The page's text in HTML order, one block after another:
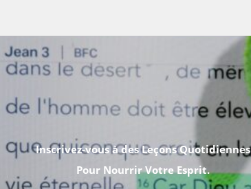
Inscrivez-vous à des Leçons Quotidiennes
Pour Nourrir Votre Esprit.